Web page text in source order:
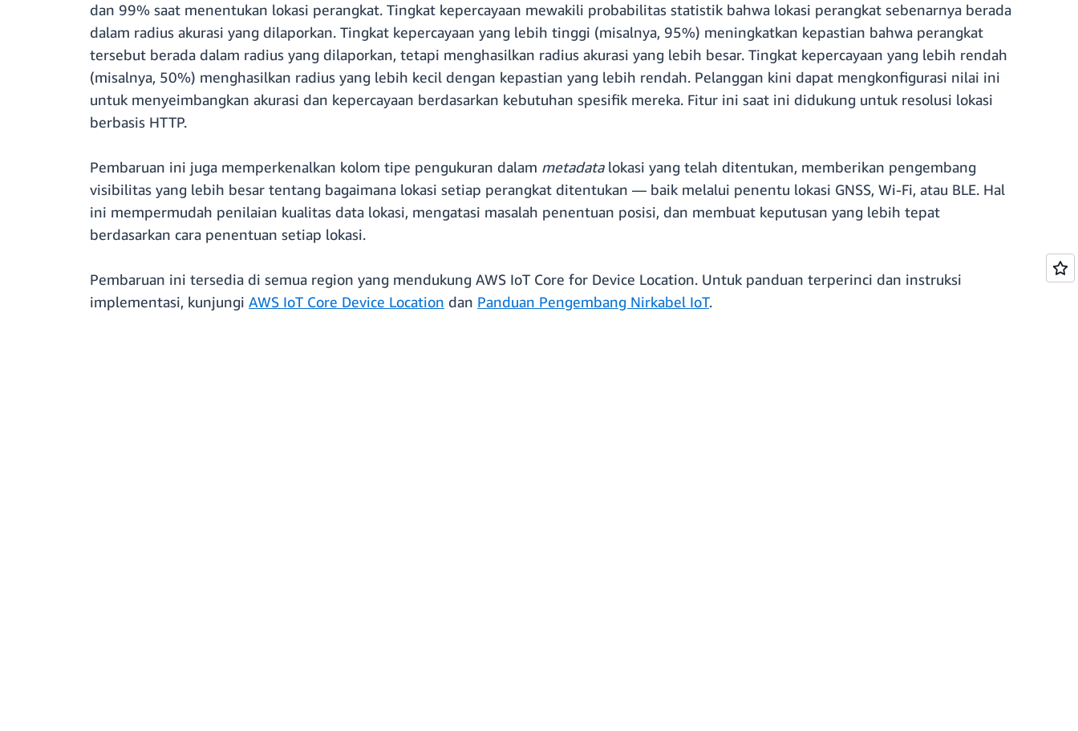
dan 99% saat menentukan lokasi perangkat. Tingkat kepercayaan mewakili probabilitas statistik bahwa lokasi perangkat sebenarnya berada
dalam radius akurasi yang dilaporkan. Tingkat kepercayaan yang lebih tinggi (misalnya, 95%) meningkatkan kepastian bahwa perangkat
tersebut berada dalam radius yang dilaporkan, tetapi menghasilkan radius akurasi yang lebih besar. Tingkat kepercayaan yang lebih rendah
(misalnya, 50%) menghasilkan radius yang lebih kecil dengan kepastian yang lebih rendah. Pelanggan kini dapat mengkonfigurasi nilai ini
untuk menyeimbangkan akurasi dan kepercayaan berdasarkan kebutuhan spesifik mereka. Fitur ini saat ini didukung untuk resolusi lokasi
berbasis HTTP.
Pembaruan ini juga memperkenalkan kolom tipe pengukuran dalam metadata lokasi yang telah ditentukan, memberikan pengembang
visibilitas yang lebih besar tentang bagaimana lokasi setiap perangkat ditentukan — baik melalui penentu lokasi GNSS, Wi-Fi, atau BLE. Hal
ini mempermudah penilaian kualitas data lokasi, mengatasi masalah penentuan posisi, dan membuat keputusan yang lebih tepat
berdasarkan cara penentuan setiap lokasi.
Pembaruan ini tersedia di semua region yang mendukung AWS IoT Core for Device Location. Untuk panduan terperinci dan instruksi
implementasi, kunjungi AWS IoT Core Device Location dan Panduan Pengembang Nirkabel IoT.